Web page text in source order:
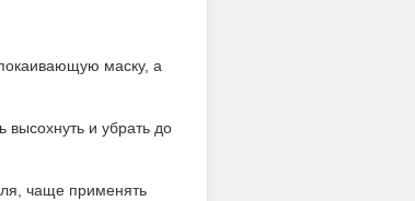
маску, а
высохнуть и убрать до
чаще применять